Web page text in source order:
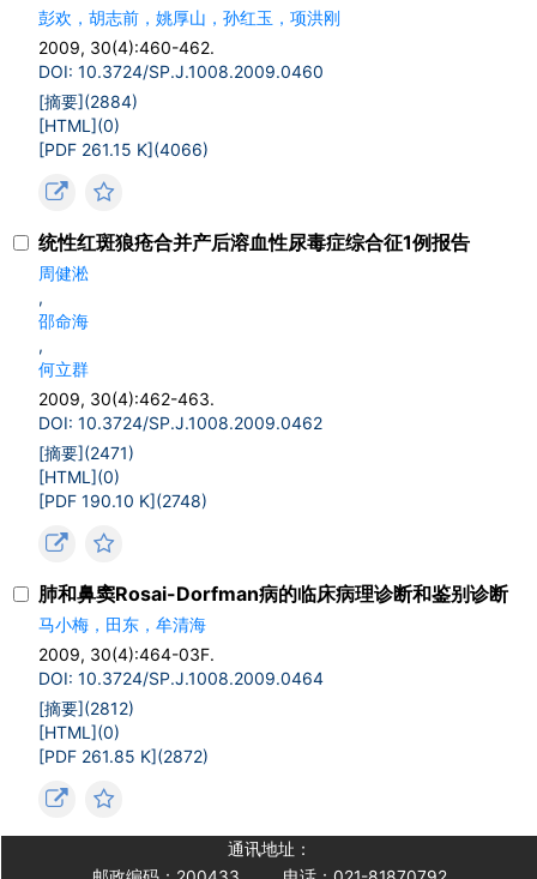
彭欢，胡志前，姚厚山，孙红玉，项洪刚
2009, 30(4):460-462.
DOI: 10.3724/SP.J.1008.2009.0460
[摘要](2884)
[HTML](0)
[PDF 261.15 K](4066)
统性红斑狼疮合并产后溶血性尿毒症综合征1例报告
周健淞
,
邵命海
,
何立群
2009, 30(4):462-463.
DOI: 10.3724/SP.J.1008.2009.0462
[摘要](2471)
[HTML](0)
[PDF 190.10 K](2748)
肺和鼻窦Rosai-Dorfman病的临床病理诊断和鉴别诊断
马小梅，田东，牟清海
2009, 30(4):464-03F.
DOI: 10.3724/SP.J.1008.2009.0464
[摘要](2812)
[HTML](0)
[PDF 261.85 K](2872)
通讯地址：